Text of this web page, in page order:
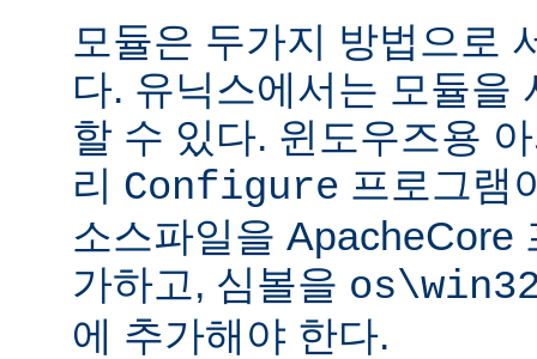
모듈은 두가지 방법으로
다. 유닉스에서는 모듈을
할 수 있다. 윈도우즈용
리 Configure 프로그램
소스파일을 ApacheCore
가하고, 심볼을
에 추가해야 한다.